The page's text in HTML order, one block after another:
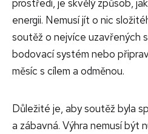
prostředí, je skvělý způsob,
energii. Nemusí jít o nic
soutěž o nejvíce uzavřených
bodovací systém nebo
měsíc s cílem a odměnou.
Důležité je, aby soutěž byla
a zábavná. Výhra nemusí být